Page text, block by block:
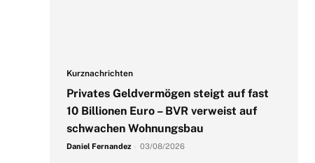
Kurznachrichten
Privates Geldvermögen steigt auf fast
10 Billionen Euro – BVR verweist auf
schwachen Wohnungsbau
Daniel Fernandez 03/08/2026